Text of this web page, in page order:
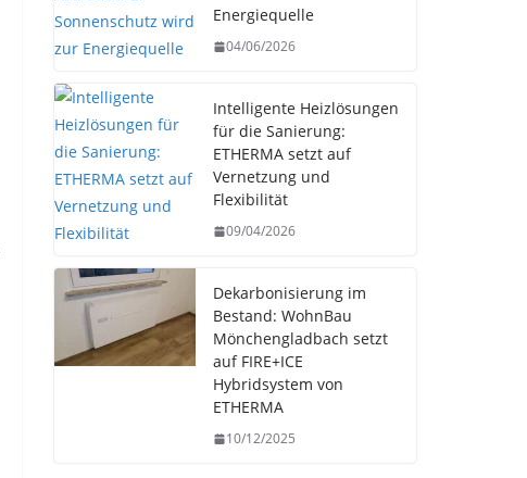
Energiequelle
04/06/2026
Intelligente Heizlösungen
für die Sanierung:
ETHERMA setzt auf
Vernetzung und
Flexibilität
09/04/2026
Dekarbonisierung im
Bestand: WohnBau
Mönchengladbach setzt
auf FIRE+ICE
Hybridsystem von
ETHERMA
10/12/2025